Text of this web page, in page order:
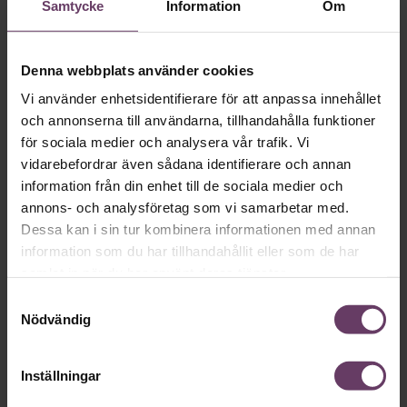
Samtycke Information Om
Denna webbplats använder cookies
Vi använder enhetsidentifierare för att anpassa innehållet
och annonserna till användarna, tillhandahålla funktioner
för sociala medier och analysera vår trafik. Vi
vidarebefordrar även sådana identifierare och annan
information från din enhet till de sociala medier och
annons- och analysföretag som vi samarbetar med.
Dessa kan i sin tur kombinera informationen med annan
information som du har tillhandahållit eller som de har
Nödvändig
Inställningar
Så motverkar du din ensamhet som
chef
Det är ensamt på toppen brukar det heta. Särskilt drabbade
tidigare.
Arbetsmiljö